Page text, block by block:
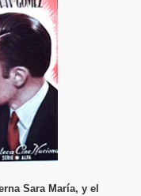
Sara María, y el